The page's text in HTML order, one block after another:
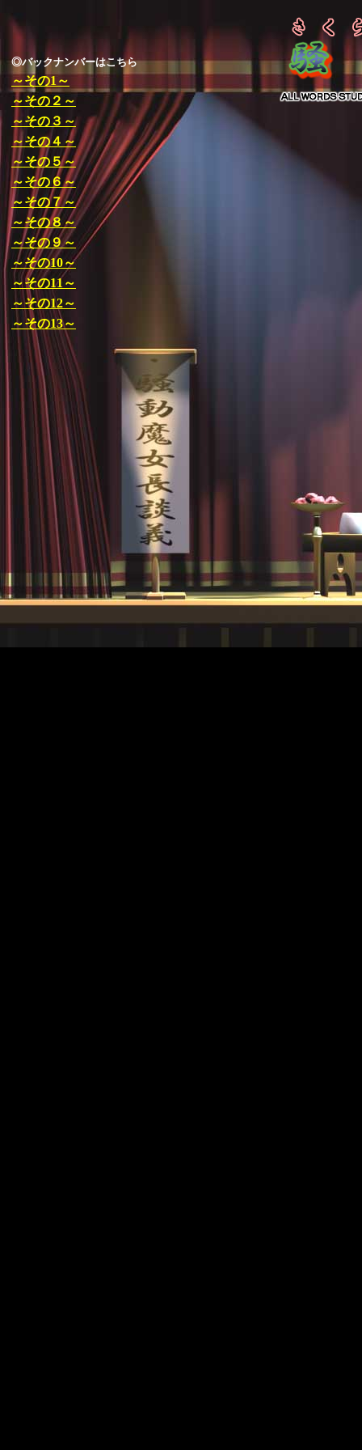
◎バックナンバーはこちら
～その1～
～その２～
～その３～
～その４～
～その５～
～その６～
～その７～
～その８～
～その９～
～その10～
～その11～
～その12～
～その13～